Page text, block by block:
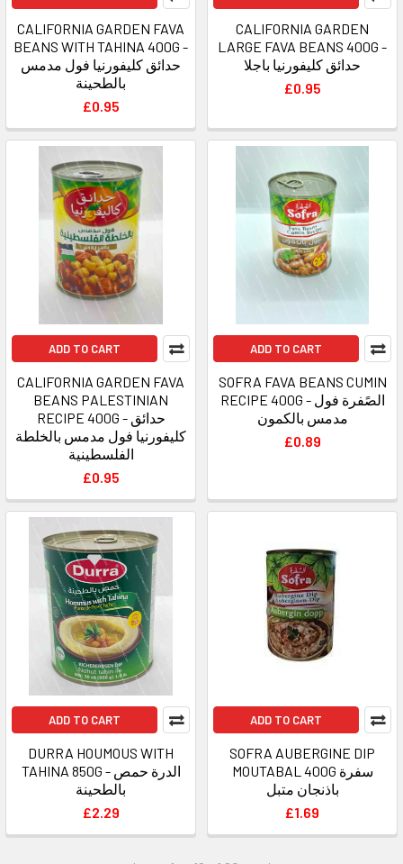
CALIFORNIA GARDEN FAVA
BEANS WITH TAHINA 400G -
حدائق كليفورنيا فول مدمس
بالطحينة
£0.95
CALIFORNIA GARDEN
LARGE FAVA BEANS 400G -
حدائق كليفورنيا باجلا
£0.95
ADD TO CART
CALIFORNIA GARDEN FAVA
BEANS PALESTINIAN
RECIPE 400G - حدائق
كليفورنيا فول مدمس بالخلطة
الفلسطينية
£0.95
ADD TO CART
SOFRA FAVA BEANS CUMIN
RECIPE 400G - الصًفرة فول
مدمس بالكمون
£0.89
ADD TO CART
DURRA HOUMOUS WITH
TAHINA 850G - الدرة حمص
بالطحينة
£2.29
ADD TO CART
SOFRA AUBERGINE DIP
MOUTABAL 400G سفرة
باذنجان متبل
£1.69